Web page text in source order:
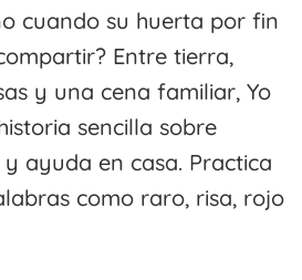
cuando su huerta por fin
Entre tierra,
y una cena familiar, Yo
sencilla sobre
ayuda en casa. Practica
como raro, risa, rojo